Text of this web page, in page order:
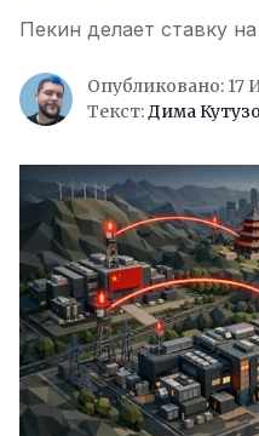
Пекин делает ставку
Опубликовано: 17
Текст:Дима